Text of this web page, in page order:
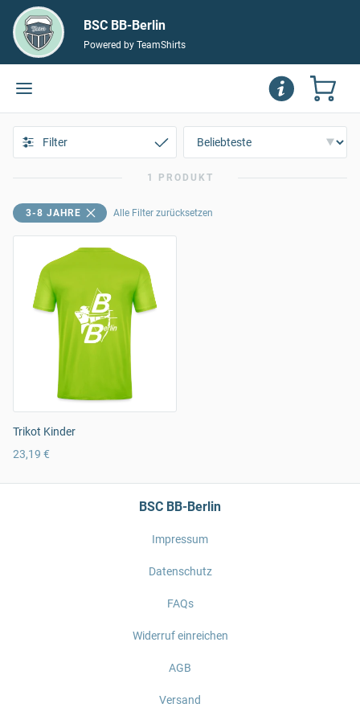
BSC BB-Berlin
Powered by TeamShirts
Filter
1 PRODUKT
3-8 JAHRE Alle Filter zurücksetzen
Trikot Kinder
23,19 €
BSC BB-Berlin
Impressum
Datenschutz
FAQs
Widerruf einreichen
AGB
Versand